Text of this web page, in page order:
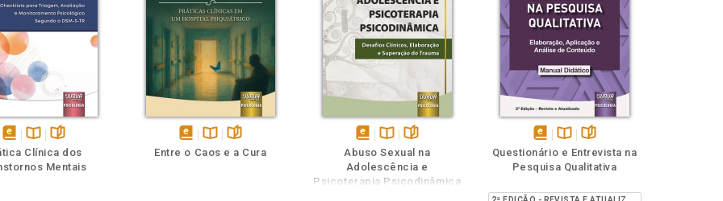
disponível
em
Disponível
na
páginas
Clínica dos
Mentais
disponívelDisponível
páginas
Entre o Caos e a Cura
disponível
em
eBook
Disponível
na
B.V.
páginas
Abuso Sexual na
Adolescência e
Psicoterapia Psicodinâmica
disponível
em
Também
Disponível
na
Folheie
páginas
Questionário e Entrevista na
Pesquisa Qualitativa